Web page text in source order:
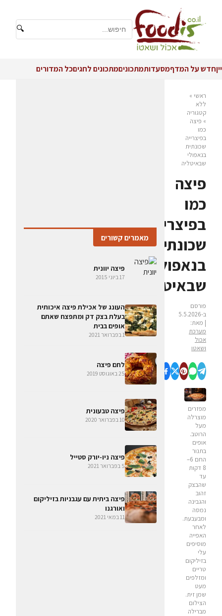
🔍
ייןחדש על המדףמסעדותמתכוניםמתכונים לחגיםכל המדורים
ראשי »
ללא
קטגוריה
» פיצה
כמו
בפיצרייה
שכונתית
בנאפולי
שבאיטליה
פיצה
כמו
בפיצרייה
שכונתית
בנאפולי
שבאיטליה
פורסם
ב-5.5.2026
| מאת:
מערכת
אכול
ושאטו
מפזרים
מוצרלה
מעל
הרוטב.
אופים
בתנור
החם 6–
8 דקות
עד
שהבצק
זהוב
והגבינה
נמסה
ומבעבעת.
לאחר
האפייה
מוסיפים
עלי
בזיליקום
טריים
ומזלפים
מעט
שמן זית.
הצילום
מברילה
מאמרים קשורים
פיצה יוונית
17 ביוני 2015
העונג של אכילת פיצה איכותית
בעלת בצק דק ומתפצח שאתם
אופים בבית
1 בפברואר 2021
לחם פיצה
25 באוגוסט 2019
פיצה טבעונית
10 בפברואר 2020
פיצה ניו-יורק סטייל
5 בפברואר 2021
פיצה ביתית עם עגבניות בזיליקום
ואורגנו
11 במאי 2021